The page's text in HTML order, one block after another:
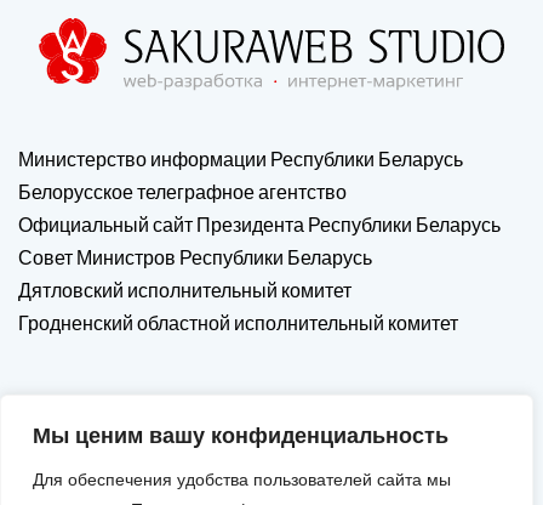
Мы ценим вашу конфиденциальность
Для обеспечения удобства пользователей сайта мы
Министерство информации Республики Беларусь
Белорусское телеграфное агентство
Официальный сайт Президента Республики Беларусь
Совет Министров Республики Беларусь
Дятловский исполнительный комитет
Гродненский областной исполнительный комитет